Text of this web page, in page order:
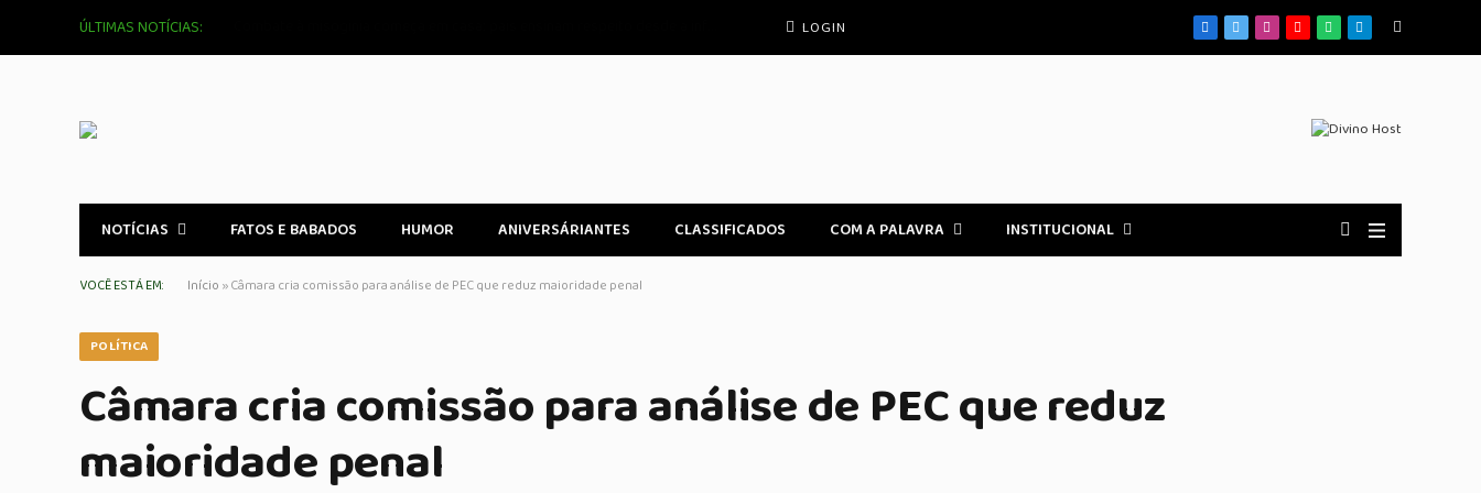
ÚLTIMAS NOTÍCIAS: Facebook
X
(Twitter)
Instagram
YouTubeWhatsApp
Telegrama
NOTÍCIAS FATOS E BABADOS HUMOR ANIVERSÁRIANTES CLASSIFICADOS COM A PALAVRA INSTITUCIONAL
VOCÊ ESTÁ EM: Início »Câmara cria comissão para análise de PEC que reduz maioridade penal
POLÍTICA
Câmara cria comissão para análise de PEC que reduz
maioridade penal